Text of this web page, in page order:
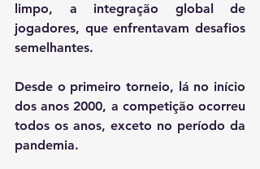
limpo, a integração global de
jogadores, que enfrentavam desafios
semelhantes.
Desde o primeiro torneio, lá no início
dos anos 2000, a competição ocorreu
todos os anos, exceto no período da
pandemia.